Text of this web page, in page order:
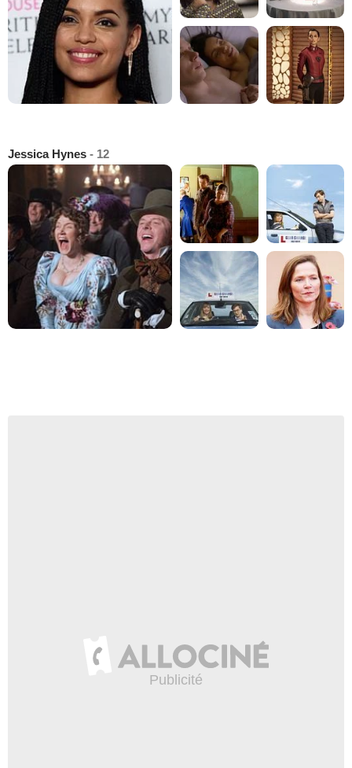
Jessica Hynes - 12